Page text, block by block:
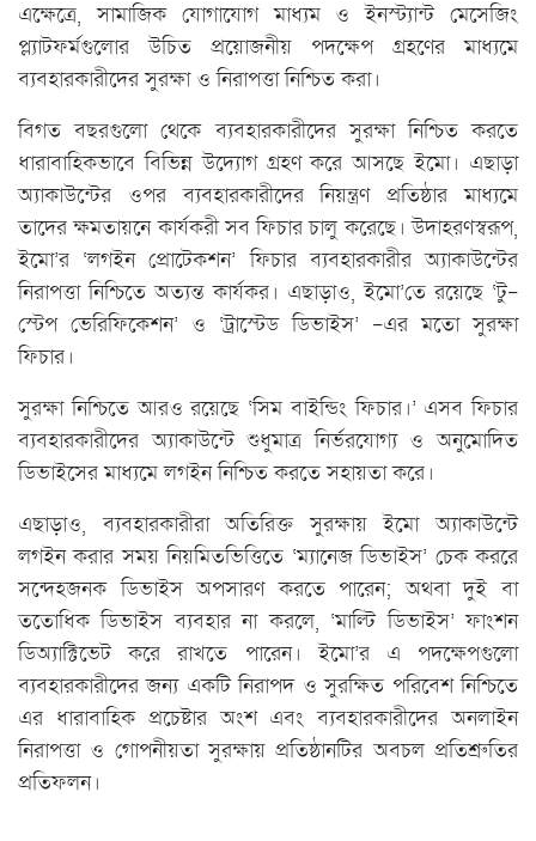
এক্ষেত্রে, সামাজিক যোগাযোগ মাধ্যম ও ইনস্ট্যান্ট মেসেজিং
প্ল্যাটফর্মগুলোর উচিত প্রয়োজনীয় পদক্ষেপ গ্রহণের মাধ্যমে
ব্যবহারকারীদের সুরক্ষা ও নিরাপত্তা নিশ্চিত করা।
বিগত বছরগুলো থেকে ব্যবহারকারীদের সুরক্ষা নিশ্চিত করতে
ধারাবাহিকভাবে বিভিন্ন উদ্যোগ গ্রহণ করে আসছে ইমো। এছাড়া
অ্যাকাউন্টের ওপর ব্যবহারকারীদের নিয়ন্ত্রণ প্রতিষ্ঠার মাধ্যমে
তাদের ক্ষমতায়নে কার্যকরী সব ফিচার চালু করেছে। উদাহরণস্বরূপ,
ইমো’র ‘লগইন প্রোটেকশন’ ফিচার ব্যবহারকারীর অ্যাকাউন্টের
নিরাপত্তা নিশ্চিতে অত্যন্ত কার্যকর। এছাড়াও, ইমো’তে রয়েছে ‘টু-
স্টেপ ভেরিফিকেশন’ ও ‘ট্রাস্টেড ডিভাইস’ -এর মতো সুরক্ষা
ফিচার।
সুরক্ষা নিশ্চিতে আরও রয়েছে ‘সিম বাইন্ডিং ফিচার।’ এসব ফিচার
ব্যবহারকারীদের অ্যাকাউন্টে শুধুমাত্র নির্ভরযোগ্য ও অনুমোদিত
ডিভাইসের মাধ্যমে লগইন নিশ্চিত করতে সহায়তা করে।
এছাড়াও, ব্যবহারকারীরা অতিরিক্ত সুরক্ষায় ইমো অ্যাকাউন্টে
লগইন করার সময় নিয়মিতভিত্তিতে ‘ম্যানেজ ডিভাইস’ চেক কররে
সন্দেহজনক ডিভাইস অপসারণ করতে পারেন; অথবা দুই বা
ততোধিক ডিভাইস ব্যবহার না করলে, ‘মাল্টি ডিভাইস’ ফাংশন
ডিঅ্যাক্টিভেট করে রাখতে পারেন। ইমো’র এ পদক্ষেপগুলো
ব্যবহারকারীদের জন্য একটি নিরাপদ ও সুরক্ষিত পরিবেশ নিশ্চিতে
এর ধারাবাহিক প্রচেষ্টার অংশ এবং ব্যবহারকারীদের অনলাইন
নিরাপত্তা ও গোপনীয়তা সুরক্ষায় প্রতিষ্ঠানটির অবচল প্রতিশ্রুতির
প্রতিফলন।